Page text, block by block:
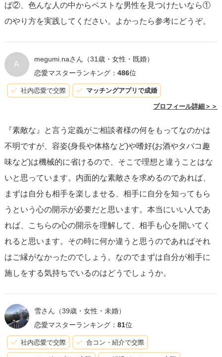
ば②、色んな人の中からベストな男性を見つけたいなら①
のやり方を実践してください。よかったら参考にどうぞ。
A
megumi.naさん （31歳・女性・既婚）
恋愛マスターランキング： 486位
社内恋愛で交際 マッチングアプリで成婚
プロフィール詳細＞＞
『素敵な』と言う定義がご相談者様の何をもってなのかは
不明ですが、容姿(身長や体格など)や嗜好(お酒やタバコ趣
味など)は機械的に省けるので、そこで理想と違うことはな
いと思っています。内面的な素敵さを求めるのであれば、
まずは自分も相手を楽しませる、相手に自分を知ってもら
うという心の開示が必要だと思います。本当にいい人であ
れば、こちらの心の開示を理解して、相手も心を開いてく
れると思います。その時に何か違うと思うのであればそれ
はご縁がなかったのでしょう。なのでまずは自分が相手に
施しをする気持ちでいるのはどうでしょうか。
雪さん （39歳・女性・未婚）
恋愛マスターランキング： 81位
社内恋愛で交際 合コン・紹介で交際